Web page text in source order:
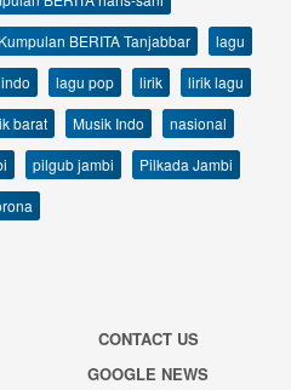
Kumpulan BERITA Tanjabbar
lagu
lagu pop lirik
lirik lagu
barat Musik Indo
nasional
pilgub jambi
Pilkada Jambi
CONTACT US
GOOGLE NEWS